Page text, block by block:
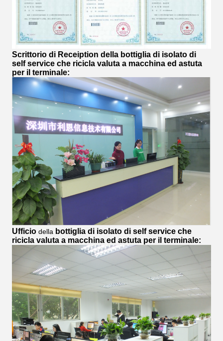
Scrittorio di Receiption della bottiglia di isolato di
self service che ricicla valuta a macchina ed astuta
per il terminale:
Ufficio della bottiglia di isolato di self service che
ricicla valuta a macchina ed astuta per il terminale: